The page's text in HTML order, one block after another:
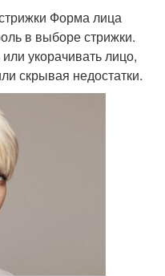
Форма лица
в выборе стрижки.
укорачивать лицо,
скрывая недостатки.